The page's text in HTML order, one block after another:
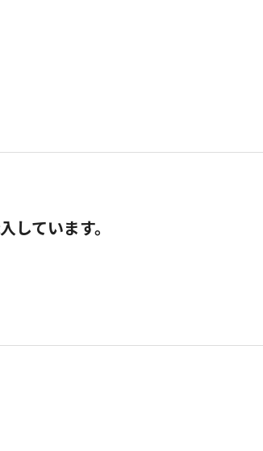
しています。